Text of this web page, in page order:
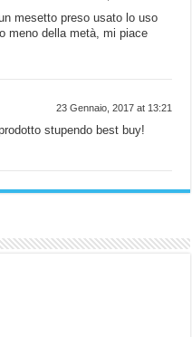
mesetto preso usato lo uso
meno della metà, mi piace
23 Gennaio, 2017 at 13:21
stupendo best buy!